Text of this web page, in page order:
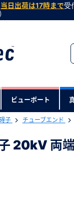
当日出荷は17時まで受
ビューポート
子 チューブエンド
子 20kV
品のRoHS2適合報
会員登録が
をすれば、便利な